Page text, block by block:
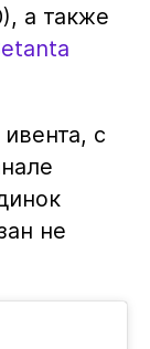
а также
с
не